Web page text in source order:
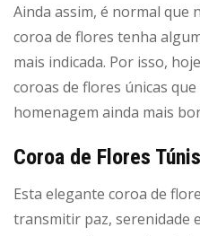
Ainda assim, é normal que
coroa de flores tenha
mais indicada. Por isso,
coroas de flores únicas
homenagem ainda mais
Coroa de Flores Túnis
Esta elegante coroa de
transmitir paz, serenidade